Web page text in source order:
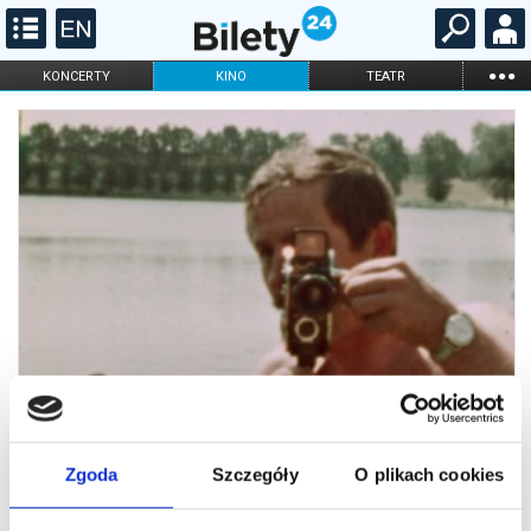
Zgoda Szczegóły O plikach cookies
KONCERTY KINO TEATR ...
FILHARMONIA OPERA I BALET
DLA DZIECI
ONLINE KARNETY